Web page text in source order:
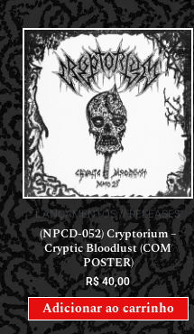
LANÇAMENTOS // RELEASES
(NPCD-052) Cryptorium –
Cryptic Bloodlust (COM
POSTER)
R$40,00
Adicionar ao carrinho